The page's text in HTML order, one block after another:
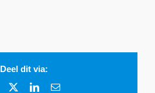
Deel dit via:
Facebook LinkedIn
E-